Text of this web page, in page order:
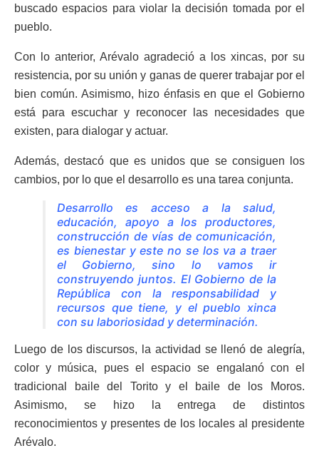
buscado espacios para violar la decisión tomada por el
pueblo.
Con lo anterior, Arévalo agradeció a los xincas, por su
resistencia, por su unión y ganas de querer trabajar por el
bien común. Asimismo, hizo énfasis en que el Gobierno
está para escuchar y reconocer las necesidades que
existen, para dialogar y actuar.
Además, destacó que es unidos que se consiguen los
cambios, por lo que el desarrollo es una tarea conjunta.
Desarrollo es acceso a la salud,
educación, apoyo a los productores,
construcción de vías de comunicación,
es bienestar y este no se los va a traer
el Gobierno, sino lo vamos ir
construyendo juntos. El Gobierno de la
República con la responsabilidad y
recursos que tiene, y el pueblo xinca
con su laboriosidad y determinación.
Luego de los discursos, la actividad se llenó de alegría,
color y música, pues el espacio se engalanó con el
tradicional baile del Torito y el baile de los Moros.
Asimismo, se hizo la entrega de distintos
reconocimientos y presentes de los locales al presidente
Arévalo.